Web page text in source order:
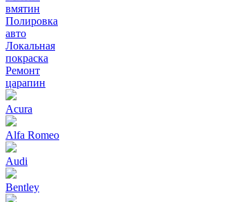
вмятин
Полировка
авто
Локальная
покраска
Ремонт
царапин
Acura
Alfa Romeo
Audi
Bentley